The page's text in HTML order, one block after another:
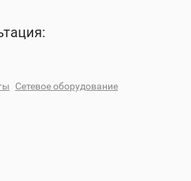
Сетевое оборудование